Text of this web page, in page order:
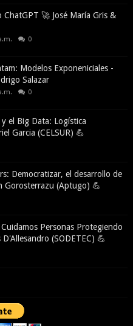
ChatGPT 🚀 José María Gris &
0
Modelos Exponeniciales -
Salazar
0
el Big Data: Logística
Garcia (CELSUR) 💪
Democratizar, el desarrollo de
Gorosterrazu (Aptugo) 💪
Personas Protegiendo
(SODETEC) 💪